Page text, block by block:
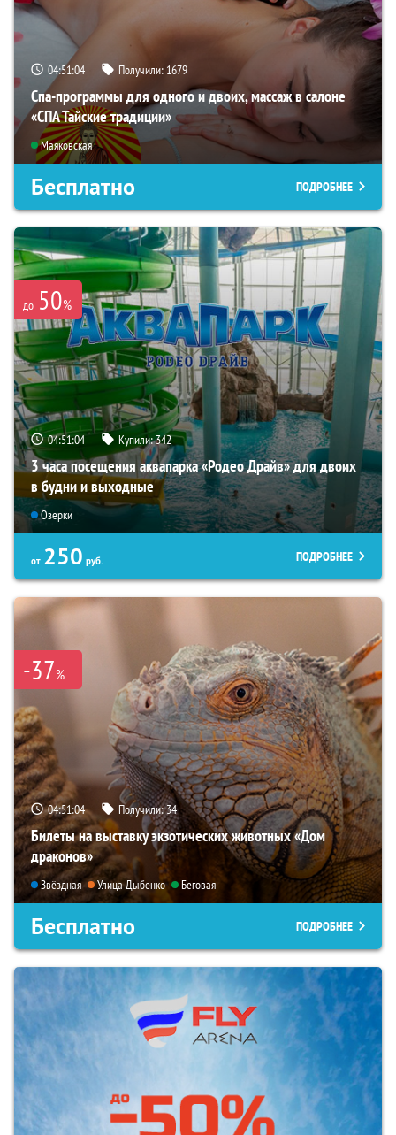
04:51:03 Получили: 1679
Спа-программы для одного и двоих, массаж в салоне
«СПА Тайские традиции»
Маяковская
Бесплатно ПОДРОБНЕЕ
до 50%
04:51:03 Купили:342
3 часа посещения аквапарка «Родео Драйв» для двоих
в будни и выходные
Озерки
от 250 руб. ПОДРОБНЕЕ
-37%
04:51:03 Получили:34
Билеты на выставку экзотических животных «Дом
драконов»
Звёздная Улица Дыбенко Беговая
Бесплатно ПОДРОБНЕЕ